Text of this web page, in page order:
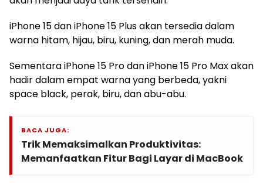
iPhone 15 dan iPhone 15 Plus akan tersedia dalam
warna hitam, hijau, biru, kuning, dan merah muda.
Sementara iPhone 15 Pro dan iPhone 15 Pro Max akan
hadir dalam empat warna yang berbeda, yakni
space black, perak, biru, dan abu-abu.
BACA JUGA:
Trik Memaksimalkan Produktivitas:
Memanfaatkan Fitur Bagi Layar di MacBook